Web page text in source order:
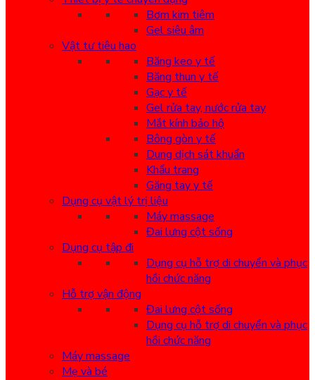
Bơm kim tiêm
Gel siêu âm
Vật tư tiêu hao
Băng keo y tế
Băng thun y tế
Gạc y tế
Gel rửa tay, nước rửa tay
Mắt kính bảo hộ
Bông gòn y tế
Dung dịch sát khuẩn
Khẩu trang
Găng tay y tế
Dụng cụ vật lý trị liệu
Máy massage
Đai lưng cột sống
Dụng cụ tập đi
Dụng cụ hỗ trợ di chuyển và phục
hồi chức năng
Hỗ trợ vận động
Đai lưng cột sống
Dụng cụ hỗ trợ di chuyển và phục
hồi chức năng
Máy massage
Mẹ và bé